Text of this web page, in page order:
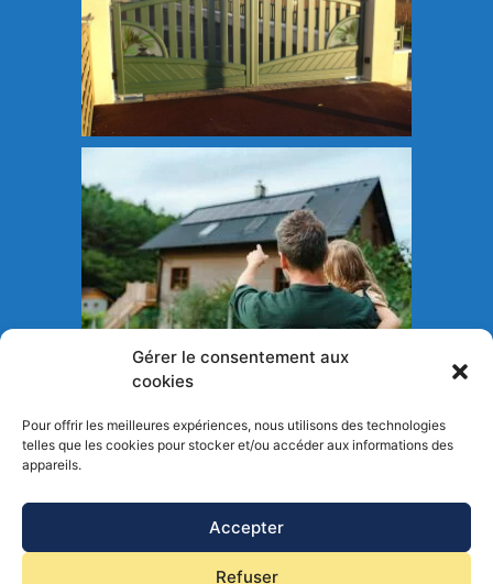
Gérer le consentement aux
cookies
Pour offrir les meilleures expériences, nous utilisons des technologies
telles que les cookies pour stocker et/ou accéder aux informations des
appareils.
Accepter
Refuser